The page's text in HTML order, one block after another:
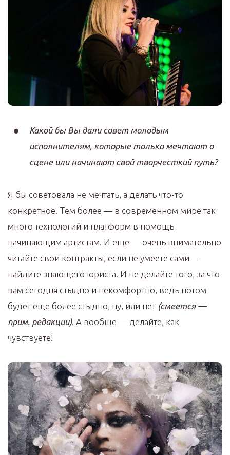
Какой бы Вы дали совет молодым
исполнителям, которые только мечтают о
сцене или начинают свой творчесткий путь?
Я бы советовала не мечтать, а делать что-то
конкретное. Тем более — в современном мире так
много технологий и платформ в помощь
начинающим артистам. И еще — очень внимательно
читайте свои контракты, если не умеете сами —
найдите знающего юриста. И не делайте того, за что
вам сегодня стыдно и некомфортно, ведь потом
будет еще более стыдно, ну, или нет (смеется —
прим. редакции). А вообще — делайте, как
чувствуете!